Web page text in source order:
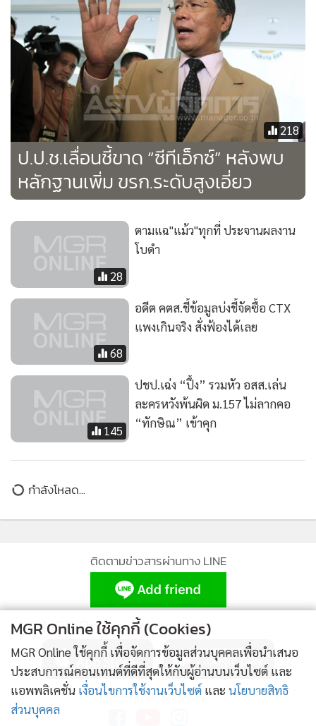
• Gotomanager
218
ป.ป.ช.เลื่อนชี้ขาด “ซีทีเอ็กซ์” หลังพบ
หลักฐานเพิ่ม ขรก.ระดับสูงเอี่ยว
28
ตามแฉ"แม้ว"ทุกที่ ประจานผลงาน
โบดำ
68
อดีต คตส.ชี้ข้อมูลบ่งชี้จัดซื้อ CTX
แพงเกินจริง สั่งฟ้องได้เลย
145
ปชป.เฉ่ง “ปึ้ง” รวมหัว อสส.เล่น
ละครหวังพ้นผิด ม.157 ไม่ลากคอ
“ทักษิณ” เข้าคุก
ข่าวในหมวดล่าสุด
3 คดีฮั้ว สว. บทพิสูจน์ความเที่ยงตรงของ กกต.
4
ภควัทคีตา บทเพลงแห่งพระผู้เป็นเจ้า คัมภีร์ลำนำชี้ทาง
สวรรค์
MGR Online ใช้คุกกี้ (Cookies)
MGR Online ใช้คุกกี้ เพื่อจัดการข้อมูลส่วนบุคคลเพื่อนำเสนอ
ประสบการณ์คอนเทนต์ที่ดีที่สุดให้กับผู้อ่านบนเว็บไซต์ และ
แอพพลิเคชั่น เงื่อนไขการใช้งานเว็บไซต์ และ นโยบายสิทธิ
ส่วนบุคคล